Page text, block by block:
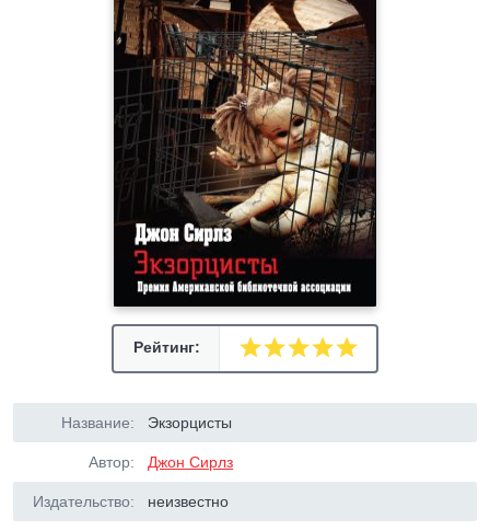
Рейтинг:
Название: Экзорцисты
Автор: Джон Сирлз
Издательство: неизвестно